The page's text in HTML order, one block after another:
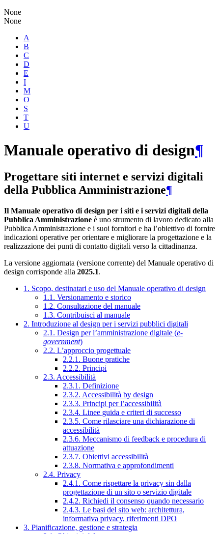
None
None
A
B
C
D
E
I
M
O
S
T
U
Manuale operativo di design¶
Progettare siti internet e servizi digitali
della Pubblica Amministrazione¶
Il Manuale operativo di design per i siti e i servizi digitali della
Pubblica Amministrazione è uno strumento di lavoro dedicato alla
Pubblica Amministrazione e i suoi fornitori e ha l’obiettivo di fornire
indicazioni operative per orientare e migliorare la progettazione e la
realizzazione dei punti di contatto digitali verso la cittadinanza.
La versione aggiornata (versione corrente) del Manuale operativo di
design corrisponde alla 2025.1.
1. Scopo, destinatari e uso del Manuale operativo di design
1.1. Versionamento e storico
1.2. Consultazione del manuale
1.3. Contribuisci al manuale
2. Introduzione al design per i servizi pubblici digitali
2.1. Design per l’amministrazione digitale (e-
government)
2.2. L’approccio progettuale
2.2.1. Buone pratiche
2.2.2. Principi
2.3. Accessibilità
2.3.1. Definizione
2.3.2. Accessibilità by design
2.3.3. Principi per l’accessibilità
2.3.4. Linee guida e criteri di successo
2.3.5. Come rilasciare una dichiarazione di
accessibilità
2.3.6. Meccanismo di feedback e procedura di
attuazione
2.3.7. Obiettivi accessibilità
2.3.8. Normativa e approfondimenti
2.4. Privacy
2.4.1. Come rispettare la privacy sin dalla
progettazione di un sito o servizio digitale
2.4.2. Richiedi il consenso quando necessario
2.4.3. Le basi del sito web: architettura,
informativa privacy, riferimenti DPO
3. Pianificazione, gestione e strategia